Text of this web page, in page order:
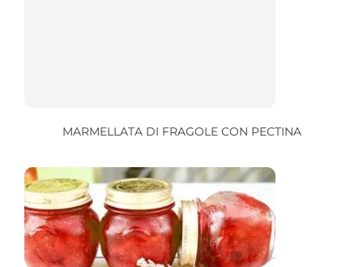
MARMELLATA DI FRAGOLE CON PECTINA